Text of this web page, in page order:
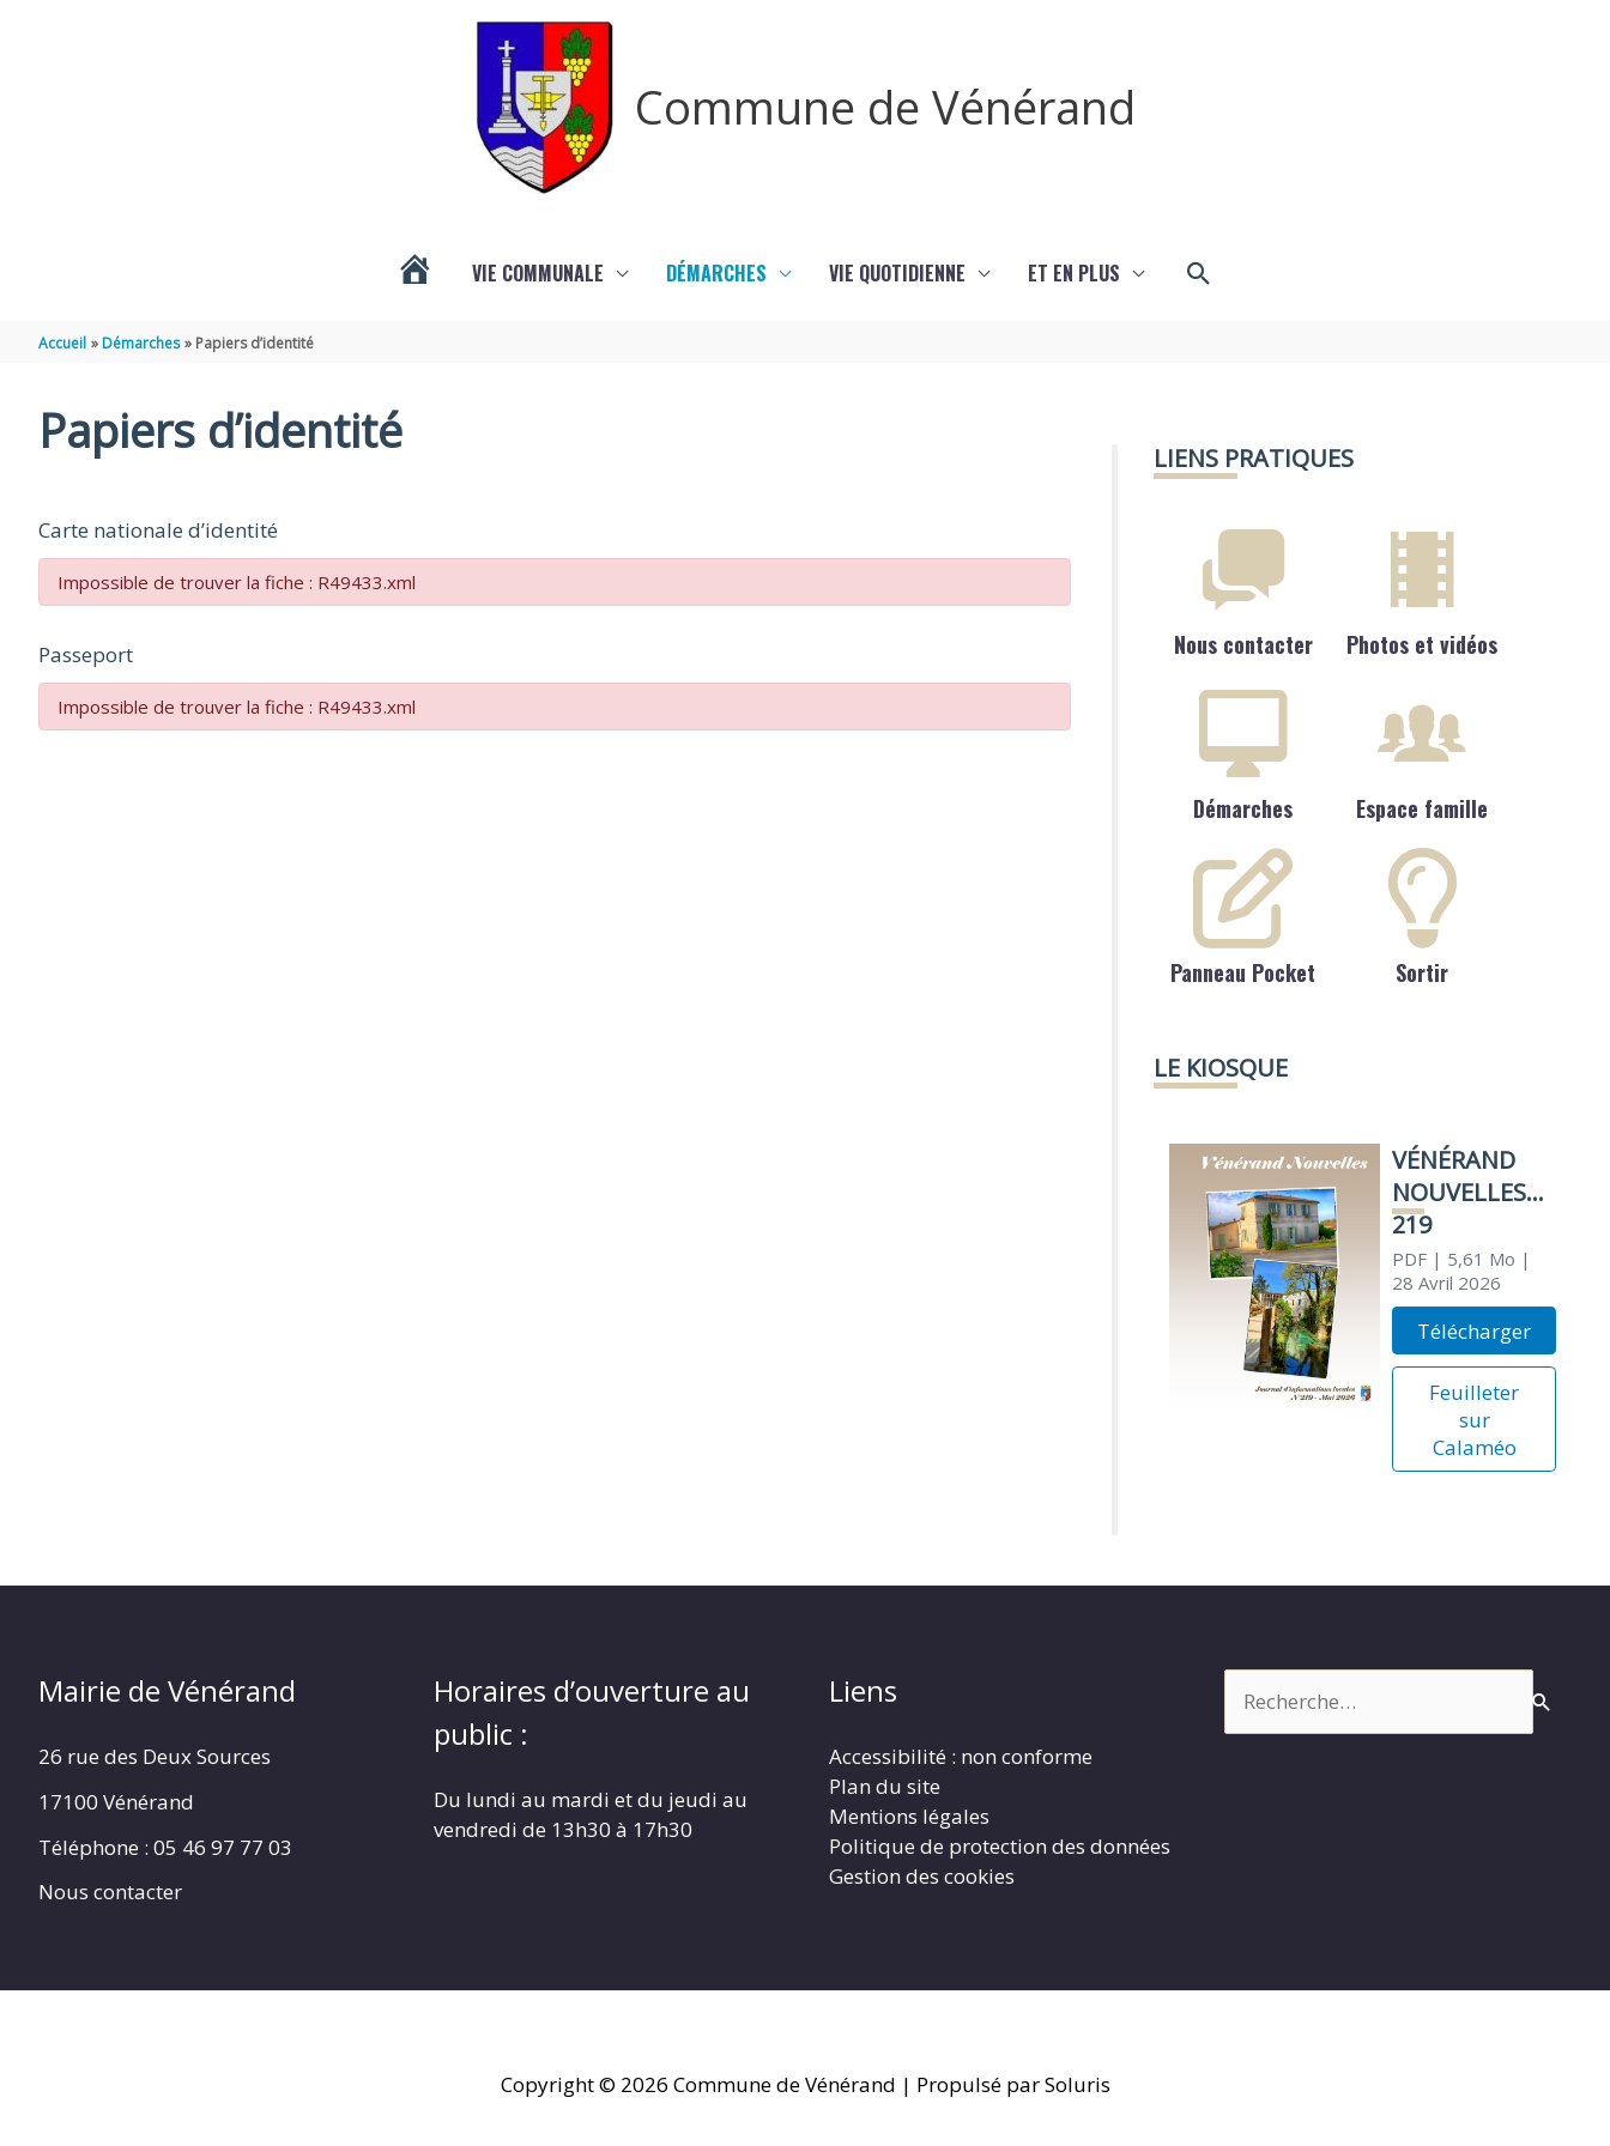
Commune de Vénérand
VIE COMMUNALE DÉMARCHES VIE QUOTIDIENNE ET EN PLUS Rechercher
Accueil Démarches Papiers d’identité
Papiers d’identité
Carte nationale d’identité
Impossible de trouver la fiche : R49433.xml
Passeport
Impossible de trouver la fiche : R49433.xml
LIENS PRATIQUES
Nous contacter Photos et vidéos
Démarches Espace famille
Panneau Pocket Sortir
LE KIOSQUE
VÉNÉRAND
NOUVELLES
219
PDF| 5,61 Mo |
28 Avril 2026
Télécharger
Feuilleter
sur
Calaméo
Mairie de Vénérand
26 rue des Deux Sources
17100 Vénérand
Téléphone : 05 46 97 77 03
Nous contacter
Horaires d’ouverture au
public :
Du lundi au mardi et du jeudi au
vendredi de 13h30 à 17h30
Liens
Accessibilité : non conforme
Plan du site
Mentions légales
Politique de protection des données
Gestion des cookies
Copyright © 2026 Commune de Vénérand | Propulsé par Soluris